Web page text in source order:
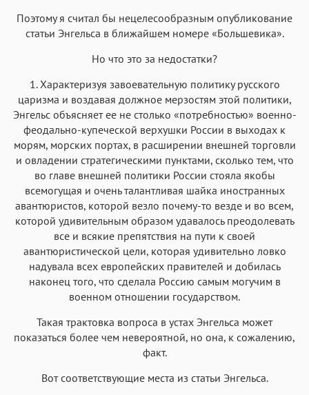
Поэтому я считал бы нецелесообразным опубликование
статьи Энгельса в ближайшем номере «Большевика».
Но что это за недостатки?
1. Характеризуя завоевательную политику русского
царизма и воздавая должное мерзостям этой политики,
Энгельс объясняет ее не столько «потребностью» военно-
феодально-купеческой верхушки России в выходах к
морям, морских портах, в расширении внешней торговли
и овладении стратегическими пунктами, сколько тем, что
во главе внешней политики России стояла якобы
всемогущая и очень талантливая шайка иностранных
авантюристов, которой везло почему-то везде и во всем,
которой удивительным образом удавалось преодолевать
все и всякие препятствия на пути к своей
авантюристической цели, которая удивительно ловко
надувала всех европейских правителей и добилась
наконец того, что сделала Россию самым могучим в
военном отношении государством.
Такая трактовка вопроса в устах Энгельса может
показаться более чем невероятной, но она, к сожалению,
факт.
Вот соответствующие места из статьи Энгельса.